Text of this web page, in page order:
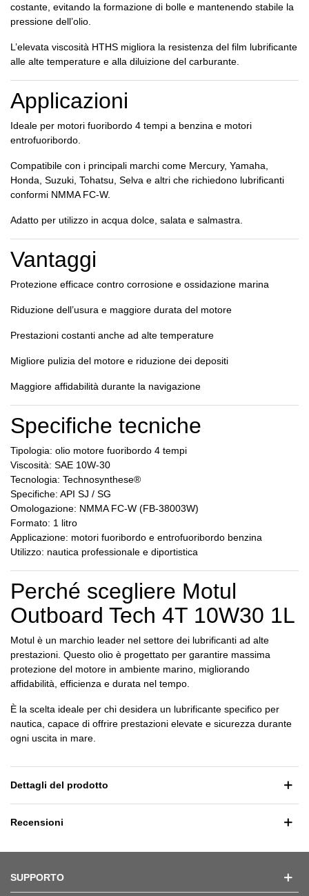
costante, evitando la formazione di bolle e mantenendo stabile la
pressione dell’olio.
L’elevata viscosità HTHS migliora la resistenza del film lubrificante
alle alte temperature e alla diluizione del carburante.
Applicazioni
Ideale per motori fuoribordo 4 tempi a benzina e motori
entrofuoribordo.
Compatibile con i principali marchi come Mercury, Yamaha,
Honda, Suzuki, Tohatsu, Selva e altri che richiedono lubrificanti
conformi NMMA FC-W.
Adatto per utilizzo in acqua dolce, salata e salmastra.
Vantaggi
Protezione efficace contro corrosione e ossidazione marina
Riduzione dell’usura e maggiore durata del motore
Prestazioni costanti anche ad alte temperature
Migliore pulizia del motore e riduzione dei depositi
Maggiore affidabilità durante la navigazione
Specifiche tecniche
Tipologia: olio motore fuoribordo 4 tempi
Viscosità: SAE 10W-30
Tecnologia: Technosynthese®
Specifiche: API SJ / SG
Omologazione: NMMA FC-W (FB-38003W)
Formato: 1 litro
Applicazione: motori fuoribordo e entrofuoribordo benzina
Utilizzo: nautica professionale e diportistica
Perché scegliere Motul
Outboard Tech 4T 10W30 1L
Motul è un marchio leader nel settore dei lubrificanti ad alte
prestazioni. Questo olio è progettato per garantire massima
protezione del motore in ambiente marino, migliorando
affidabilità, efficienza e durata nel tempo.
È la scelta ideale per chi desidera un lubrificante specifico per
nautica, capace di offrire prestazioni elevate e sicurezza durante
ogni uscita in mare.
Dettagli del prodotto
Recensioni
SUPPORTO